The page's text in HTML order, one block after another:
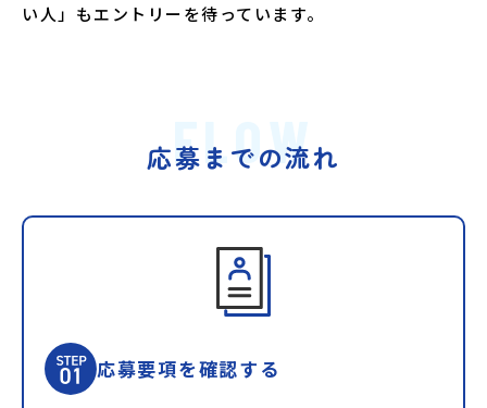
い人」もエントリーを待っています。
FLOW
応募までの流れ
応募要項を確認する